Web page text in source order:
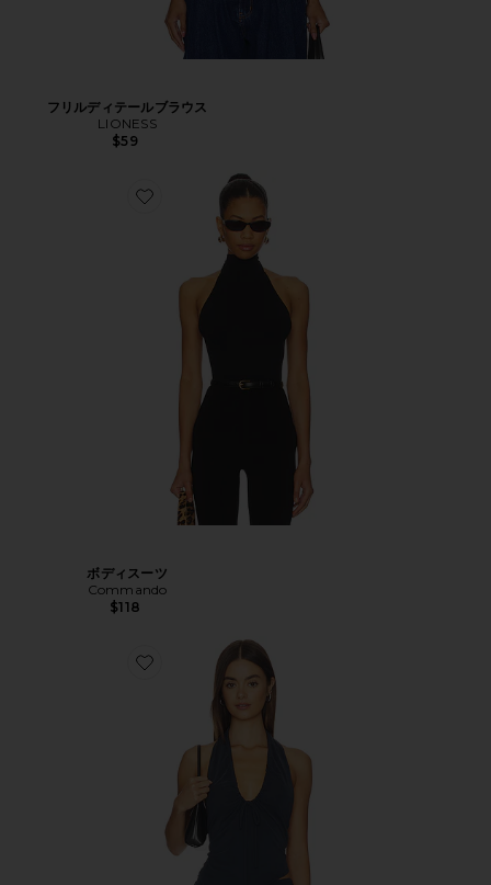
フリルディテールブラウス
LIONESS
$59
ボディスーツ
Commando
$118